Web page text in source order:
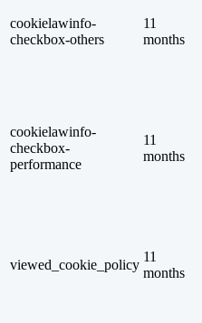
cookielawinfo-
checkbox-others
11
months
cookielawinfo-
checkbox-
performance
11
months
viewed_cookie_policy
11
months